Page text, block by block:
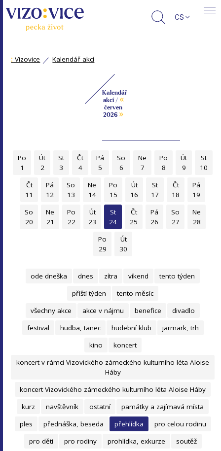
CS
: Vizovice Kalendář akcí
Kalendář
akcí / «
červen
2026 »
Po
1
Út
2
St
3
Čt
4
Pá
5
So
6
Ne
7
Po
8
Út
9
St
10
Čt
11
Pá
12
So
13
Ne
14
Po
15
Út
16
St
17
Čt
18
Pá
19
So
20
Ne
21
Po
22
Út
23
St
24
Čt
25
Pá
26
So
27
Ne
28
Po
29
Út
30
ode dneška dnes zítra víkend
tento týden
příští týden
tento měsíc
všechny akce
akce v nájmu benefice
divadlo
festival
hudba, tanec hudební klub
jarmark, trh
kino
koncert
koncert v rámci Vizovického zámeckého kulturního léta Aloise
Háby
koncert Vizovického zámeckého kulturního léta Aloise Háby
kurz
navštěvník ostatní
památky a zajímavá místa
ples
přednáška, beseda přehlídka
pro celou rodinu
pro děti
pro rodiny prohlídka, exkurze
soutěž